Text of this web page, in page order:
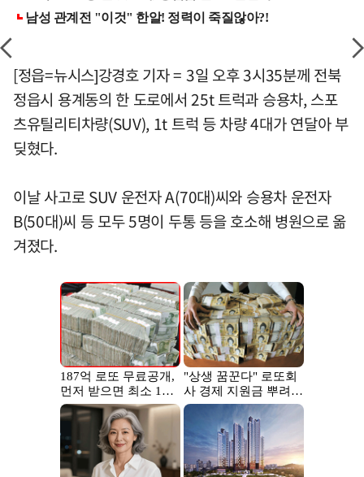
[정읍=뉴시스]강경호 기자 = 3일 오후 3시35분께 전북
정읍시 용계동의 한 도로에서 25t 트럭과 승용차, 스포
츠유틸리티차량(SUV), 1t 트럭 등 차량 4대가 연달아 부
딪혔다.
이날 사고로 SUV 운전자 A(70대)씨와 승용차 운전자
B(50대)씨 등 모두 5명이 두통 등을 호소해 병원으로 옮
겨졌다.